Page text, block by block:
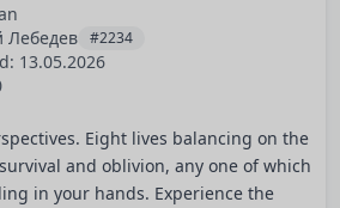
Лебедев #2234
13.05.2026
Eight lives balancing on the
and oblivion, any one of which
in your hands. Experience the